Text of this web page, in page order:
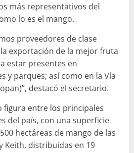
más representativos del
lo es el mango.
proveedores de clase
exportación de la mejor fruta
estar presentes en
y parques; así como en la Vía
destacó el secretario.
figura entre los principales
del país, con una superficie
hectáreas de mango de las
Keith, distribuidas en 19